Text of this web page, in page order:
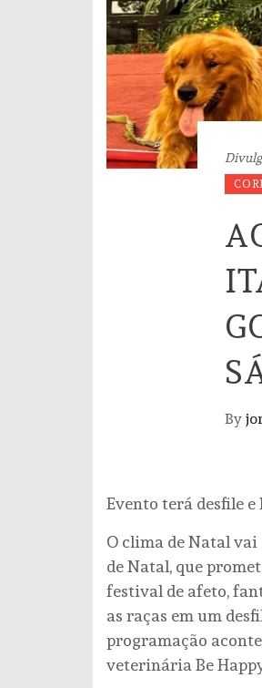
By
Evento terá desfile e
O clima de Natal
de Natal, que
festival de afeto,
as raças em um
programação
veterinária Be